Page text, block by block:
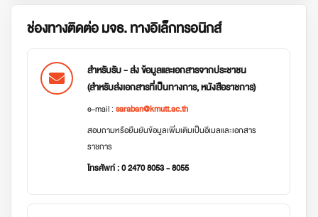
ช่องทางติดต่อ มจธ. ทางอิเล็กทรอนิกส์
สำหรับรับ - ส่ง ข้อมูลและเอกสารจากประชาชน
(สำหรับส่งเอกสารที่เป็นทางการ, หนังสือราชการ)
e-mail :saraban@kmutt.ac.th
สอบถามหรือยืนยันข้อมูลเพิ่มเติมเป็นอีเมลและเอกสาร
ราชการ
โทรศัพท์ : 0 2470 8053 - 8055